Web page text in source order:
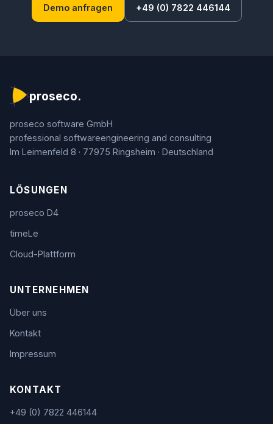
Demo anfragen +49 (0) 7822 446144
proseco.
proseco software GmbH
professional software­engineering and consulting
Im Leimenfeld 8 · 77975 Ringsheim · Deutschland
LÖSUNGEN
proseco D4
timeLe
Cloud-Plattform
UNTERNEHMEN
Über uns
Kontakt
Impressum
KONTAKT
+49 (0) 7822 446144